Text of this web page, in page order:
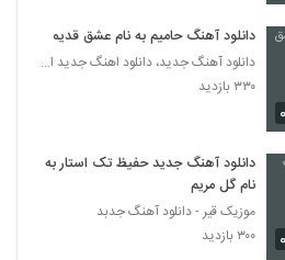
دانلود آهنگ حامیم به نام عشق قدیمی
دانلود آهنگ جدید، دانلود اهنگ جدید ایرانی
۳۳۰ بازدید
دانلود آهنگ جدید حفیظ تک استار به
نام گل مریم
موزیک قیر - دانلود آهنگ جدبد
۳۰۰ بازدید